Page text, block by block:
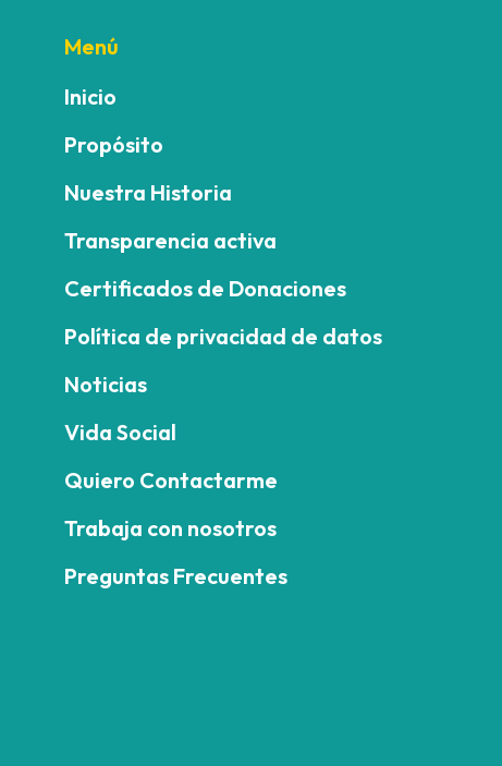
Menú
Inicio
Propósito
Nuestra Historia
Transparencia activa
Certificados de Donaciones
Política de privacidad de datos
Noticias
Vida Social
Quiero Contactarme
Trabaja con nosotros
Preguntas Frecuentes